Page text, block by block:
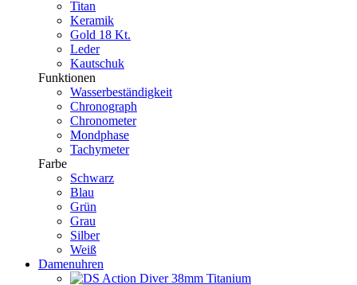
Titan
Keramik
Gold 18 Kt.
Leder
Kautschuk
Funktionen
Wasserbeständigkeit
Chronograph
Chronometer
Mondphase
Tachymeter
Farbe
Schwarz
Blau
Grün
Grau
Silber
Weiß
Damenuhren